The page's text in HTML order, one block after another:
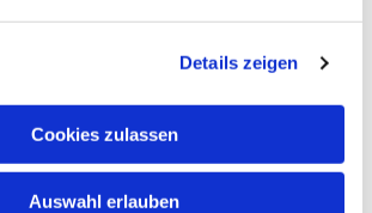
Details zeigen
Cookies zulassen
Auswahl erlauben